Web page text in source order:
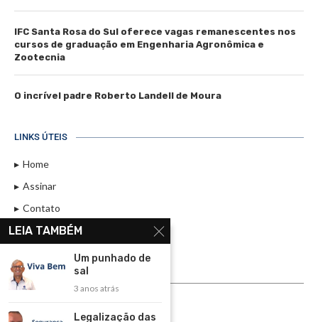
IFC Santa Rosa do Sul oferece vagas remanescentes nos
cursos de graduação em Engenharia Agronômica e
Zootecnia
O incrível padre Roberto Landell de Moura
LINKS ÚTEIS
Home
Assinar
Contato
Política de Privacidade
Rádio Maristela - Ao Vivo
ASSINE
LEIA TAMBÉM
Um punhado de
sal
3 anos atrás
Legalização das